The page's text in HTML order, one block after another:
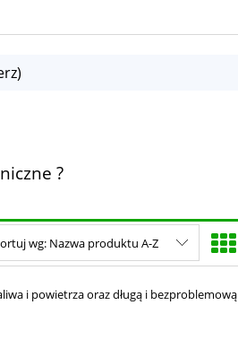
?
wg: Nazwa produktu A-Z
i powietrza oraz długą i bezproblemową